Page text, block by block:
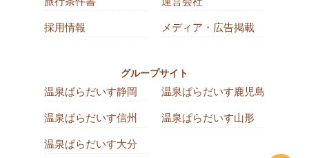
採用情報 メディア・広告掲載
グループサイト
温泉ぱらだいす静岡 温泉ぱらだいす鹿児島
温泉ぱらだいす信州 温泉ぱらだいす山形
温泉ぱらだいす大分